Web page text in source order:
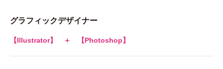
グラフィックデザイナー
【Illustrator】 ＋ 【Photoshop】